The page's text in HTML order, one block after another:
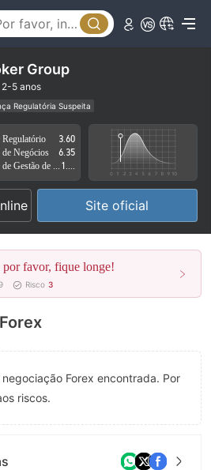
Group
2-5 anos
Regulatória Suspeita
de negócios suspeita
Risco potencial alto
Regulatório
3.60
Negócios
6.35
Site oficial
favor, fique longe!
Risco 3
Forex encontrada. Por
riscos.